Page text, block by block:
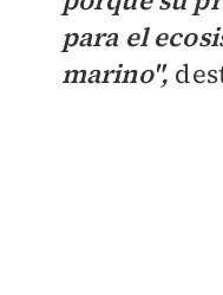
para el
marino",